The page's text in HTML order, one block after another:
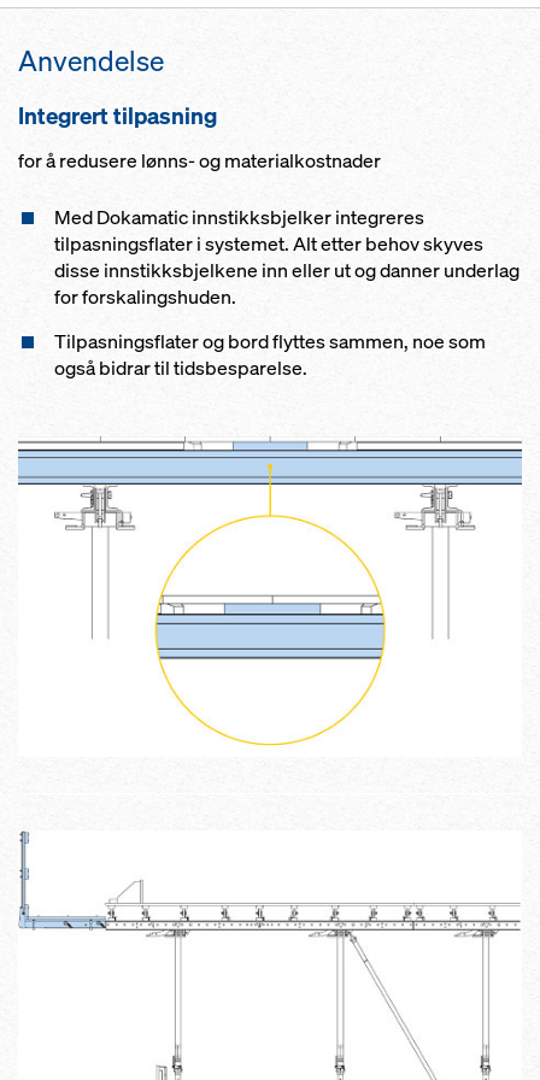
Anvendelse
Integrert tilpasning
for å redusere lønns- og materialkostnader
Med Dokamatic innstikksbjelker integreres
tilpasningsflater i systemet. Alt etter behov skyves
disse innstikksbjelkene inn eller ut og danner underlag
for forskalingshuden.
Tilpasningsflater og bord flyttes sammen, noe som
også bidrar til tidsbesparelse.